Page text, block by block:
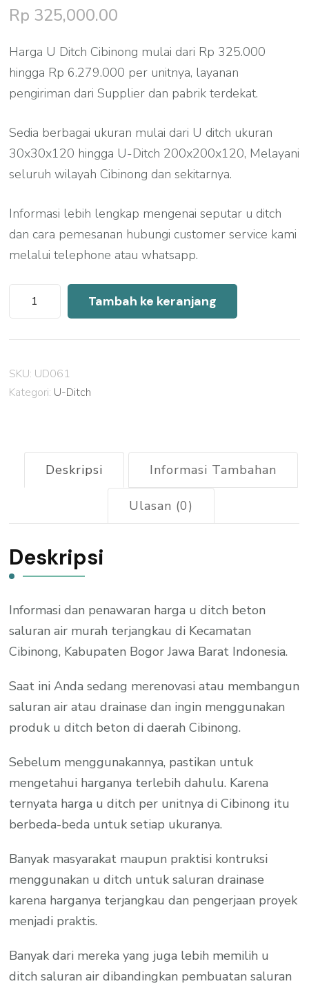
Rp 325,000.00
Harga U Ditch Cibinong mulai dari Rp 325.000
hingga Rp 6.279.000 per unitnya, layanan
pengiriman dari Supplier dan pabrik terdekat.
Sedia berbagai ukuran mulai dari U ditch ukuran
30x30x120 hingga U-Ditch 200x200x120, Melayani
seluruh wilayah Cibinong dan sekitarnya.
Informasi lebih lengkap mengenai seputar u ditch
dan cara pemesanan hubungi customer service kami
melalui telephone atau whatsapp.
Kuantitas
Harga
U
Precast
Cibinong
Tambah ke keranjang
SKU: UD061
Kategori: U-Ditch
Deskripsi Informasi Tambahan
Ulasan (0)
Deskripsi
Informasi dan penawaran harga u ditch beton
saluran air murah terjangkau di Kecamatan
Cibinong, Kabupaten Bogor Jawa Barat Indonesia.
Saat ini Anda sedang merenovasi atau membangun
saluran air atau drainase dan ingin menggunakan
produk u ditch beton di daerah Cibinong.
Sebelum menggunakannya, pastikan untuk
mengetahui harganya terlebih dahulu. Karena
ternyata harga u ditch per unitnya di Cibinong itu
berbeda-beda untuk setiap ukuranya.
Banyak masyarakat maupun praktisi kontruksi
menggunakan u ditch untuk saluran drainase
karena harganya terjangkau dan pengerjaan proyek
menjadi praktis.
Banyak dari mereka yang juga lebih memilih u
ditch saluran air dibandingkan pembuatan saluran